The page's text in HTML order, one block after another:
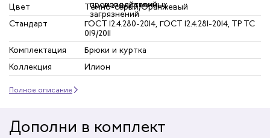
Цвет
Темно-серый/Оранжевый
Стандарт
ГОСТ 12.4.280-2014, ГОСТ 12.4.281-2014, ТР ТС
019/2011
Комплектация
Брюки и куртка
Коллекция
Илион
Полное описание
Дополни в комплект